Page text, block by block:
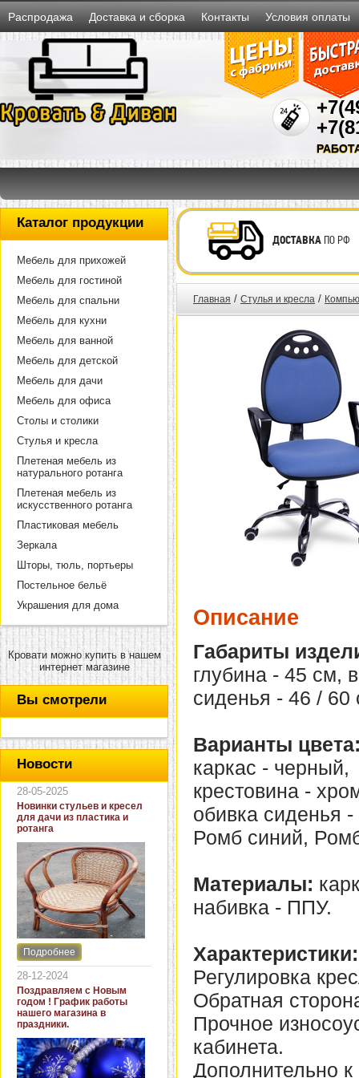
Распродажа Доставка и сборка Контакты Условия оплаты
Каталог продукции
Мебель для прихожей
Мебель для гостиной
Мебель для спальни
Мебель для кухни
Мебель для ванной
Мебель для детской
Мебель для дачи
Мебель для офиса
Столы и столики
Стулья и кресла
Плетеная мебель из
натурального ротанга
Плетеная мебель из
искусственного ротанга
Пластиковая мебель
Зеркала
Шторы, тюль, портьеры
Постельное бельё
Украшения для дома
Кровати можно купить в нашем
интернет магазине
Вы смотрели
Новости
28-05-2025
Новинки стульев и кресел
для дачи из пластика и
ротанга
Интернет-магазин "Кровать
и диван" представляет
новинки стульев и кресел
для дачи. В ассортименте
представлены как
бюджетные модели из
пластика для дачи, так и
кресла для загородных
домов из натурального и
искусственного ротанга.
Подробнее
28-12-2024
Поздравляем с Новым
годом ! График работы
нашего магазина в
праздники.
ДОСТАВКАПО РФ
Главная / Стулья и кресла /
Описание
Габариты
глубина - 45 см,
сиденья - 46 / 60
Варианты
каркас - черный,
крестовина -
обивка сиденья
Ромб синий,
Материалы:
набивка - ППУ.
Характеристики:
Регулировка
Обратная
Прочное
кабинета.
Дополнительно